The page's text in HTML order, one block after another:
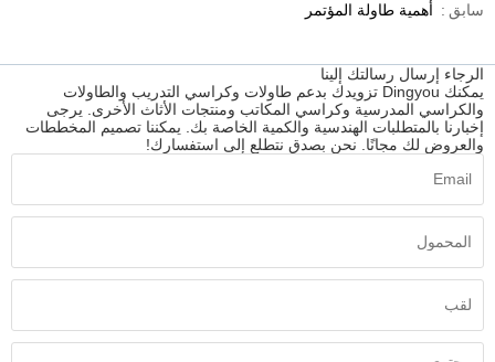
سابق أهمية طاولة المؤتمر
الرجاء إرسال رسالتك إلينا
يمكنك Dingyou تزويدك بدعم طاولات وكراسي التدريب والطاولات
والكراسي المدرسية وكراسي المكاتب ومنتجات الأثاث الأخرى. يرجى
إخبارنا بالمتطلبات الهندسية والكمية الخاصة بك. يمكننا تصميم المخططات
والعروض لك مجانًا. نحن بصدق نتطلع إلى استفسارك!